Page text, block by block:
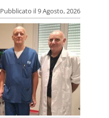
Pubblicato il 9 Agosto, 2026